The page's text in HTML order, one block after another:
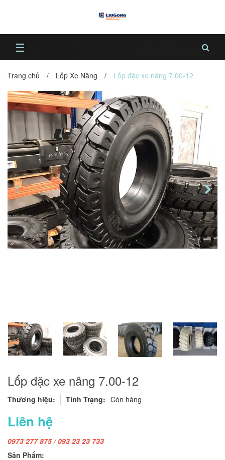
☰
Trang chủ / Lốp Xe Nâng / Lốp đặc xe nâng 7.00-12
Lốp đặc xe nâng 7.00-12
Thương hiệu: Tình Trạng: Còn hàng
Liên hệ
0973 277 875 / 093 23 23 733
Sản Phẩm: